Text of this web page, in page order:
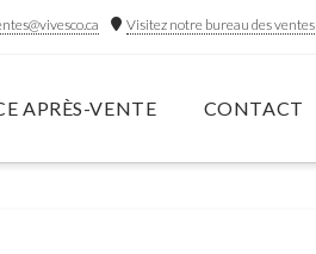
Visitez notre bureau des ventes
APRÈS-VENTE CONTACT